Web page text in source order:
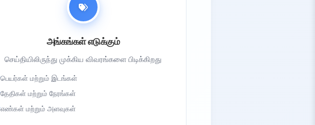
அங்கங்கள் எடுக்கும்
செய்தியிலிருந்து முக்கிய விவரங்களை பிடிக்கிறது
பெயர்கள் மற்றும் இடங்கள்
தேதிகள் மற்றும் நேரங்கள்
எண்கள் மற்றும் அளவுகள்